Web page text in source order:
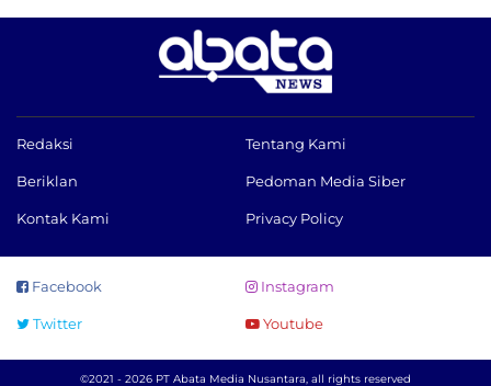
Redaksi Tentang Kami
Beriklan Pedoman Media Siber
Kontak Kami Privacy Policy
Facebook Instagram
Twitter Youtube
©2021 - 2026 PT Abata Media Nusantara, all rights reserved